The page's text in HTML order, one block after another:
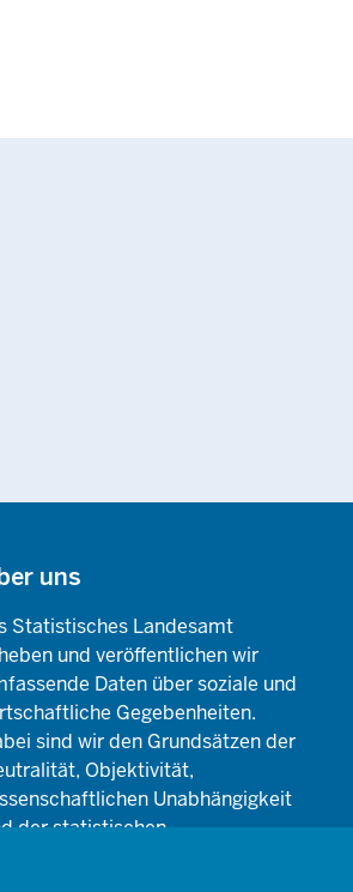
uns
Statistisches Landesamt
und veröffentlichen wir
Daten über soziale und
Gegebenheiten.
sind wir den Grundsätzen der
Objektivität,
Unabhängigkeit
der statistischen